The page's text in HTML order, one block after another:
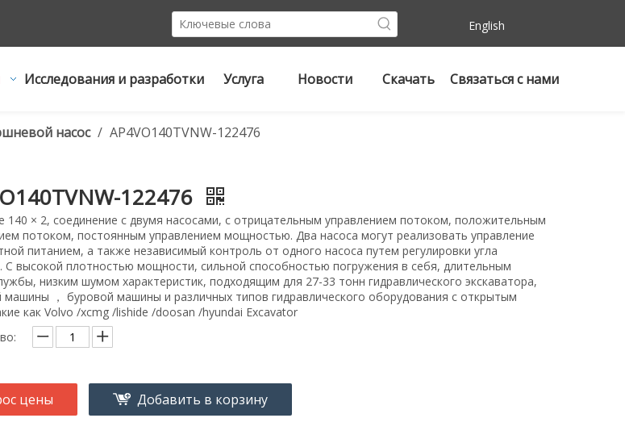
English
Исследования и разработки Услуга Новости Скачать Связаться с нами
насос / AP4VO140TVNW-122476
122476
140 × 2, соединение с двумя насосами, с отрицательным управлением потоком, положительным
потоком, постоянным управлением мощностью. Два насоса могут реализовать управление
питанием, а также независимый контроль от одного насоса путем регулировки угла
С высокой плотностью мощности, сильной способностью погружения в себя, длительным
низким шумом характеристик, подходящим для 27-33 тонн гидравлического экскаватора,
машины ， буровой машины и различных типов гидравлического оборудования с открытым
как Volvo /xcmg /lishide /doosan /hyundai Excavator
цены Добавить в корзину